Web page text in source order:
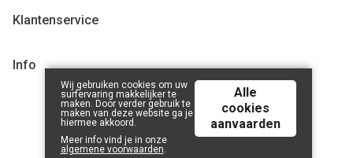
Klantenservice
Info
© 2026 LanaLotta | Powered by Tilroy.
Wij gebruiken cookies om uw
surfervaring makkelijker te
maken. Door verder gebruik te
maken van deze website ga je
hiermee akkoord.
Meer info vind je in onze
algemene voorwaarden.
Alle
cookies
aanvaarden